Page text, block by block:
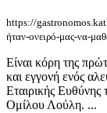
https://
ήταν-ονειρό-μας-να-
Είναι κόρη της
και εγγονή ενός
Εταιρικής Ευθύνης
Ομίλου Λούλη. ...